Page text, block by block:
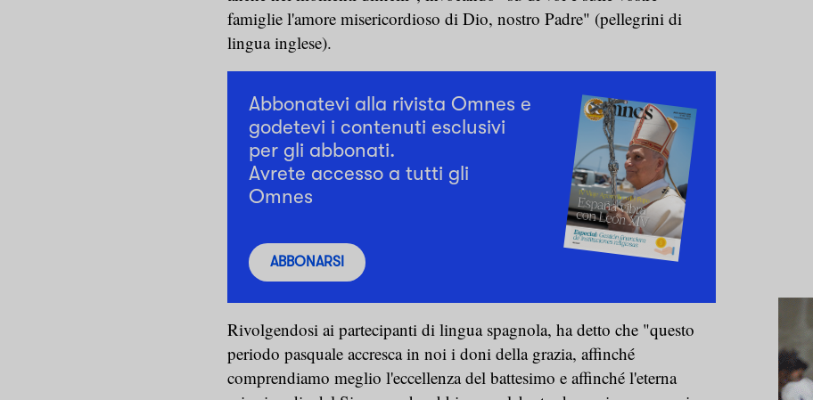
famiglie l'amore misericordioso di Dio, nostro Padre" (pellegrini di
lingua inglese).
Abbonatevi alla rivista Omnes e
godetevi i contenuti esclusivi
per gli abbonati.
Avrete accesso a tutti gli
Omnes
ABBONARSI
Rivolgendosi ai partecipanti di lingua spagnola, ha detto che "questo
periodo pasquale accresca in noi i doni della grazia, affinché
comprendiamo meglio l'eccellenza del battesimo e affinché l'eterna